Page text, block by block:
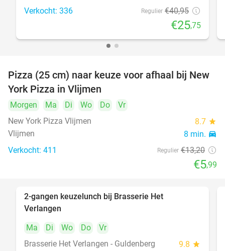
Verkocht: 336 Regulier €40,95
€25,75
55%
Pizza (25 cm) naar keuze voor afhaal bij New
York Pizza in Vlijmen
Morgen Ma Di Wo Do
Vr
New York Pizza Vlijmen
8.7 star
Vlijmen 8 min. directions_car
Verkocht: 411 Regulier €13,20
€5,99
2-gangen keuzelunch bij Brasserie Het
Verlangen
Ma
Di Wo Do
Vr
Brasserie Het Verlangen - Guldenberg
9.8 star